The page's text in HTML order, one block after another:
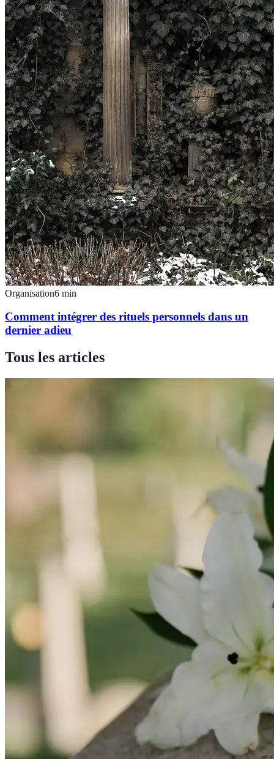
Organisation6 min
Comment intégrer des rituels personnels dans un
dernier adieu
Tous les articles